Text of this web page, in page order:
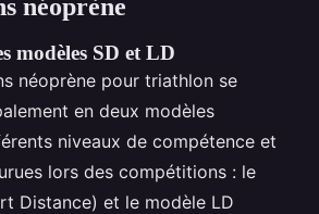
néoprène
modèles SD et LD
néoprène pour triathlon se
en deux modèles
niveaux de compétence et
lors des compétitions : le
Distance) et le modèle LD